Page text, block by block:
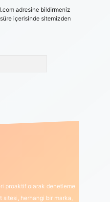
adresine bildirmeniz
içerisinde sitemizden
proaktif olarak denetleme
sitesi, herhangi bir marka,